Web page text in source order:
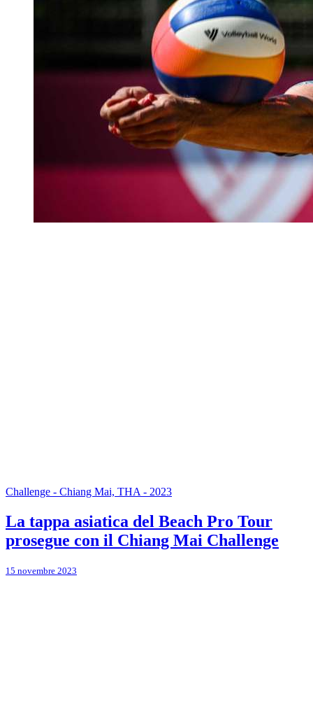
Challenge - Chiang Mai, THA - 2023
La tappa asiatica del Beach Pro Tour
prosegue con il Chiang Mai Challenge
15 novembre 2023